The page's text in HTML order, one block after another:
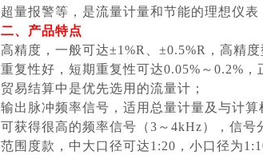
超量报警等，是流量计量和节能的理想仪表
二、 产品特点
高精度，一般可达±1%R、±0.5%R，高精度
重复性好，短期重复性可达0.05%～0.2%
贸易结算中是优先选用的流量计；
输出脉冲频率信号，适用总量计量及与计
可获得很高的频率信号（3～4kHz），信号
范围度款，中大口径可达1:20，小口径为